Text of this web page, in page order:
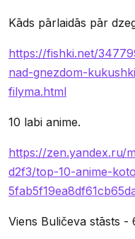
Kāds pārlaidās pār
https://fishki.net/
nad-gnezdom-
filyma.html
10 labi anime.
https://zen.yandex.ru/
d2f3/top-10-anime-
Viens Buličeva stāsts -